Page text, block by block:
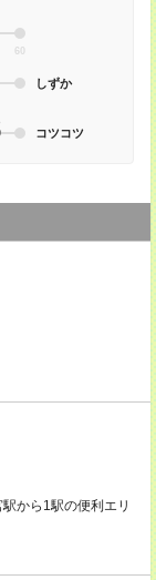
60
しずか
コツコツ
から1駅の便利エリ